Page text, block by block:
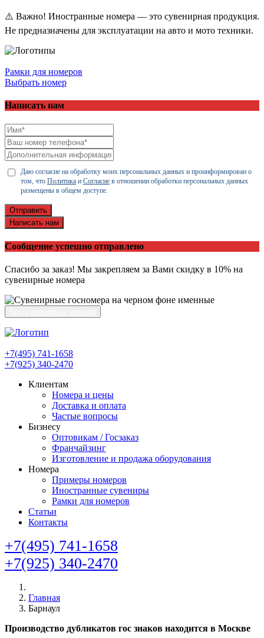
⚠️ Важно! Иностранные номера — это сувенирная продукция.
Не предназначены для эксплуатации на авто и мото техники.
Рамки для номеров
Выбрать номер
Написать нам
Даю согласие на обработку моих персональных данных и проинформирован о
том, что Политика и Согласие в отношении обработки персональных данных
размещены в общем доступе.
Отправить
Написать нам
Сообщение успешно отправлено
Спасибо за заказ! Мы закрепляем за Вами скидку в 10% на
сувенирные номера
+7(495) 741-1658
+7(925) 340-2470
Клиентам
Номера и цены
Доставка и оплата
Частые вопросы
Бизнесу
Оптовикам / Госзаказ
Франчайзинг
Изготовление и продажа оборудования
Номера
Примеры номеров
Иностранные сувениры
Рамки для номеров
Статьи
Контакты
+7(495) 741-1658
+7(925) 340-2470
Главная
Барнаул
Производство дубликатов гос знаков находится в Москве